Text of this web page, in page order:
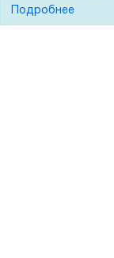
Подробнее